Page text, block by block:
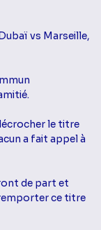
vs Marseille,
le titre
a fait appel à
de part et
ce titre